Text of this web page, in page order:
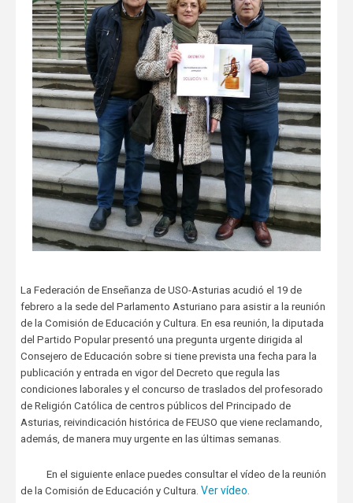
La Federación de Enseñanza de USO-Asturias acudió el 19 de
febrero a la sede del Parlamento Asturiano para asistir a la reunión
de la Comisión de Educación y Cultura. En esa reunión, la diputada
del Partido Popular presentó una pregunta urgente dirigida al
Consejero de Educación sobre si tiene prevista una fecha para la
publicación y entrada en vigor del Decreto que regula las
condiciones laborales y el concurso de traslados del profesorado
de Religión Católica de centros públicos del Principado de
Asturias, reivindicación histórica de FEUSO que viene reclamando,
además, de manera muy urgente en las últimas semanas.
En el siguiente enlace puedes consultar el vídeo de la reunión
de la Comisión de Educación y Cultura. Ver vídeo.